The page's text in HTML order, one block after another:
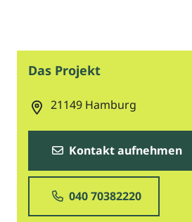
Das Projekt
21149 Hamburg
Kontakt aufnehmen
040 70382220